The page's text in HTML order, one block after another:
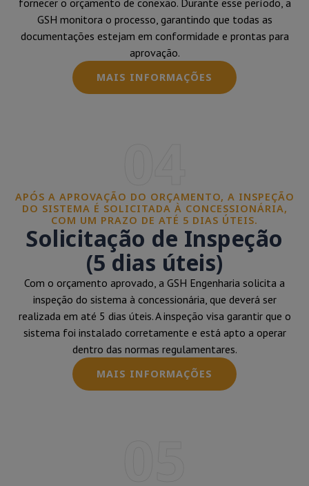
fornecer o orçamento de conexão. Durante esse período, a
GSH monitora o processo, garantindo que todas as
documentações estejam em conformidade e prontas para
aprovação.
MAIS INFORMAÇÕES
APÓS A APROVAÇÃO DO ORÇAMENTO, A INSPEÇÃO
DO SISTEMA É SOLICITADA À CONCESSIONÁRIA,
COM UM PRAZO DE ATÉ 5 DIAS ÚTEIS.
Solicitação de Inspeção
(5 dias úteis)
Com o orçamento aprovado, a GSH Engenharia solicita a
inspeção do sistema à concessionária, que deverá ser
realizada em até 5 dias úteis. A inspeção visa garantir que o
sistema foi instalado corretamente e está apto a operar
dentro das normas regulamentares.
MAIS INFORMAÇÕES